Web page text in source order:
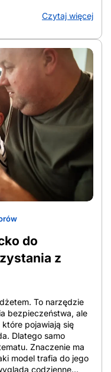
jak liczyć koszt
Tak łatwiej
wydatki, a która
dowiesz się:
komórkowej Tania
miesięczną
a nie samą
Dla jednej osoby
z dużą paczką
z minimalnym
do odbierania
komórkowe
usług i czasie
znaczenie ma
bez ulg, cena po
[…]
Czytaj więcej
do
z
To narzędzie
bezpieczeństwa, ale
pojawiają się
Dlatego samo
Znaczenie ma
model trafia do jego
codzienne